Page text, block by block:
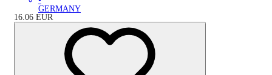
GERMANY
16.06 EUR